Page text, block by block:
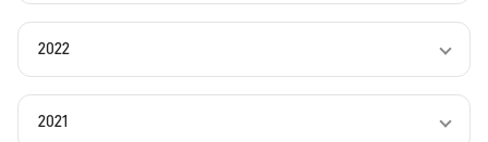
2022
2021